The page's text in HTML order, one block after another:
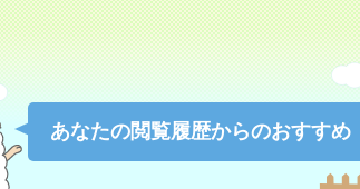
あなたの閲覧履歴からのおすすめ